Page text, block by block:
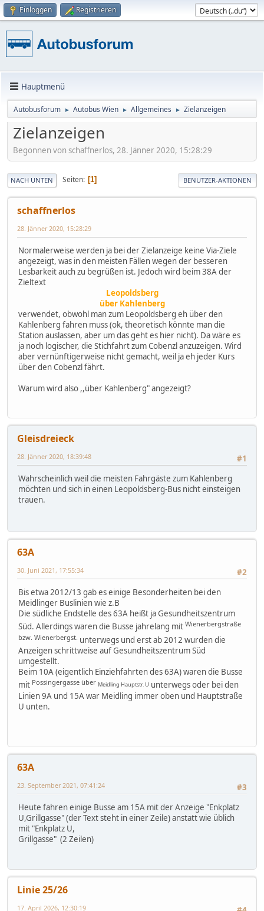
Einloggen Registrieren
Hauptmenü
Autobusforum ► Autobus Wien ► Allgemeines ► Zielanzeigen
Zielanzeigen
Begonnen von schaffnerlos, 28. Jänner 2020, 15:28:29
NACH UNTEN Seiten 1 BENUTZER-AKTIONEN
schaffnerlos
28. Jänner 2020, 15:28:29
Normalerweise werden ja bei der Zielanzeige keine Via-Ziele
angezeigt, was in den meisten Fällen wegen der besseren
Lesbarkeit auch zu begrüßen ist. Jedoch wird beim 38A der
Zieltext
Leopoldsberg
über Kahlenberg
verwendet, obwohl man zum Leopoldsberg eh über den
Kahlenberg fahren muss (ok, theoretisch könnte man die
Station auslassen, aber um das geht es hier nicht). Da wäre es
ja noch logischer, die Stichfahrt zum Cobenzl anzuzeigen. Wird
aber vernünftigerweise nicht gemacht, weil ja eh jeder Kurs
über den Cobenzl fährt.
Warum wird also ,,über Kahlenberg" angezeigt?
Gleisdreieck
#1
28. Jänner 2020, 18:39:48
Wahrscheinlich weil die meisten Fahrgäste zum Kahlenberg
möchten und sich in einen Leopoldsberg-Bus nicht einsteigen
trauen.
63A
#2
30. Juni 2021, 17:55:34
Bis etwa 2012/13 gab es einige Besonderheiten bei den
Meidlinger Buslinien wie z.B
Die südliche Endstelle des 63A heißt ja Gesundheitszentrum
Süd. Allerdings waren die Busse jahrelang mit Wienerbergstraße
bzw. Wienerbergst. unterwegs und erst ab 2012 wurden die
Anzeigen schrittweise auf Gesundheitszentrum Süd
umgestellt.
Beim 10A (eigentlich Einziehfahrten des 63A) waren die Busse
mit Possingergasse über Meidling Hauptstr. U unterwegs oder bei den
Linien 9A und 15A war Meidling immer oben und Hauptstraße
U unten.
63A
#3
23. September 2021, 07:41:24
Heute fahren einige Busse am 15A mit der Anzeige "Enkplatz
U,Grillgasse" (der Text steht in einer Zeile) anstatt wie üblich
mit "Enkplatz U,
Grillgasse" (2 Zeilen)
Linie 25/26
17. April 2026, 12:30:19